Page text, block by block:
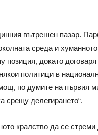
вътрешен пазар.
среда и
позиция, докато
политици в
по думите на първия
делегирането“.
кралство да се стреми